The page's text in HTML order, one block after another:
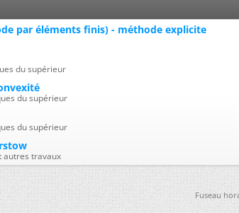
par éléments finis) - méthode explicite
du supérieur
du supérieur
du supérieur
autres travaux
Fuseau